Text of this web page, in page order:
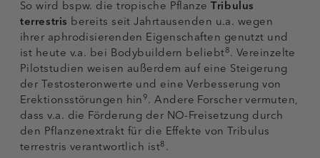
So wird bspw. die tropische PflanzeTribulus
terrestris bereits seit Jahrtausenden u.a. wegen
ihrer aphrodisierenden Eigenschaften genutzt und
ist heute v.a. bei Bodybuildern beliebt8. Vereinzelte
Pilotstudien weisen außerdem auf eine Steigerung
der Testosteronwerte und eine Verbesserung von
Erektionsstörungen hin9. Andere Forscher vermuten,
dass v.a. die Förderung der NO-Freisetzung durch
den Pflanzenextrakt für die Effekte von Tribulus
terrestris verantwortlich ist8.